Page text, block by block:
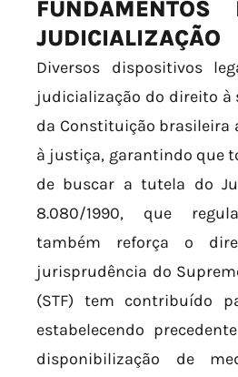
JUDICIALIZAÇÃO
Diversos dispositivos
judicialização do direito à
da Constituição brasileira
à justiça, garantindo que
de buscar a tutela do
8.080/1990, que
também reforça o
jurisprudência do
(STF) tem contribuído
estabelecendo
disponibilização de